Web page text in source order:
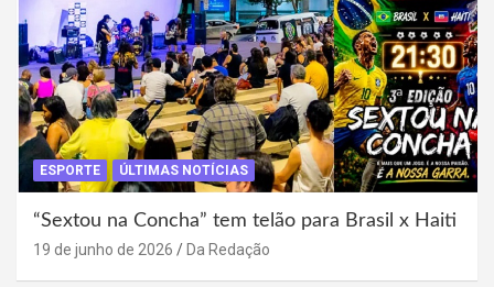
ESPORTE ÚLTIMAS NOTÍCIAS
“Sextou na Concha” tem telão para Brasil x Haiti
19 de junho de 2026 Da Redação